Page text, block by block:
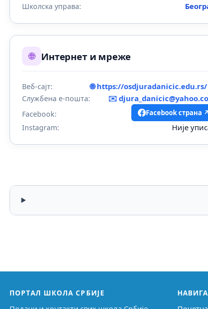
Школска управа:
🌐 Интернет и мреже
Веб-сајт: 🌐 https://
Службена е-пошта: ✉️
Facebook: Facebook страна ↗
Instagram: Није
ПОРТАЛ ШКОЛА СРБИЈЕ